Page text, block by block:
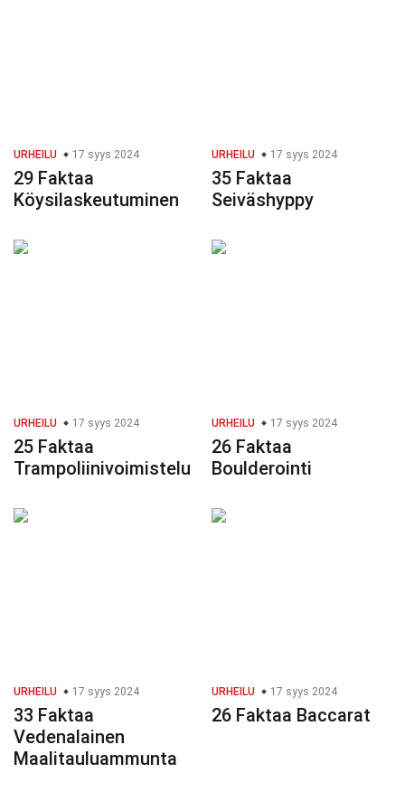
URHEILU 17 syys 2024
29 Faktaa
Köysilaskeutuminen
URHEILU 17 syys 2024
35 Faktaa
Seiväshyppy
URHEILU 17 syys 2024
25 Faktaa
Trampoliinivoimistelu
URHEILU 17 syys 2024
26 Faktaa
Boulderointi
URHEILU 17 syys 2024
33 Faktaa
Vedenalainen
Maalitauluammunta
URHEILU 17 syys 2024
26 Faktaa Baccarat